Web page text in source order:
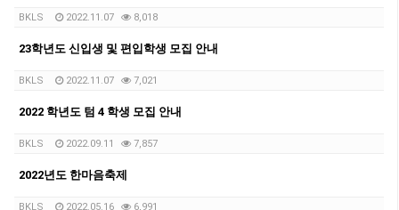
BKLS 2022.11.07 8,018
23학년도 신입생 및 편입학생 모집 안내
BKLS 2022.11.07 7,021
2022 학년도 텀 4 학생 모집 안내
BKLS 2022.09.11 7,857
2022년도 한마음축제
BKLS 2022.05.16 6,991